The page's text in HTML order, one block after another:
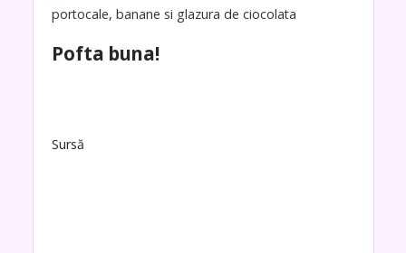
Pofta buna!
Sursă